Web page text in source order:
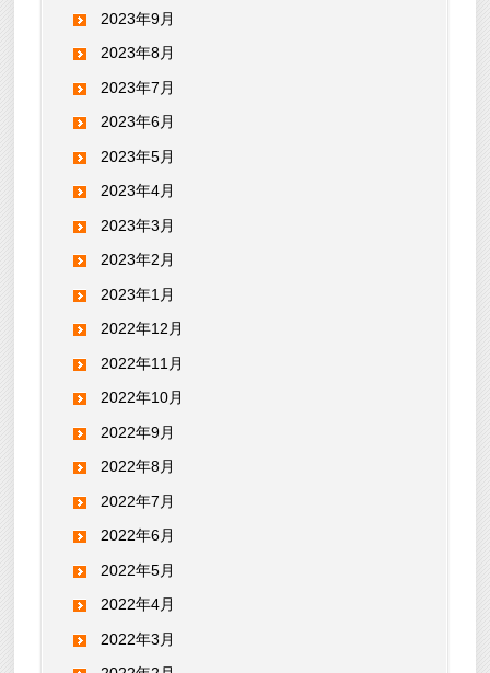
2023年9月
2023年8月
2023年7月
2023年6月
2023年5月
2023年4月
2023年3月
2023年2月
2023年1月
2022年12月
2022年11月
2022年10月
2022年9月
2022年8月
2022年7月
2022年6月
2022年5月
2022年4月
2022年3月